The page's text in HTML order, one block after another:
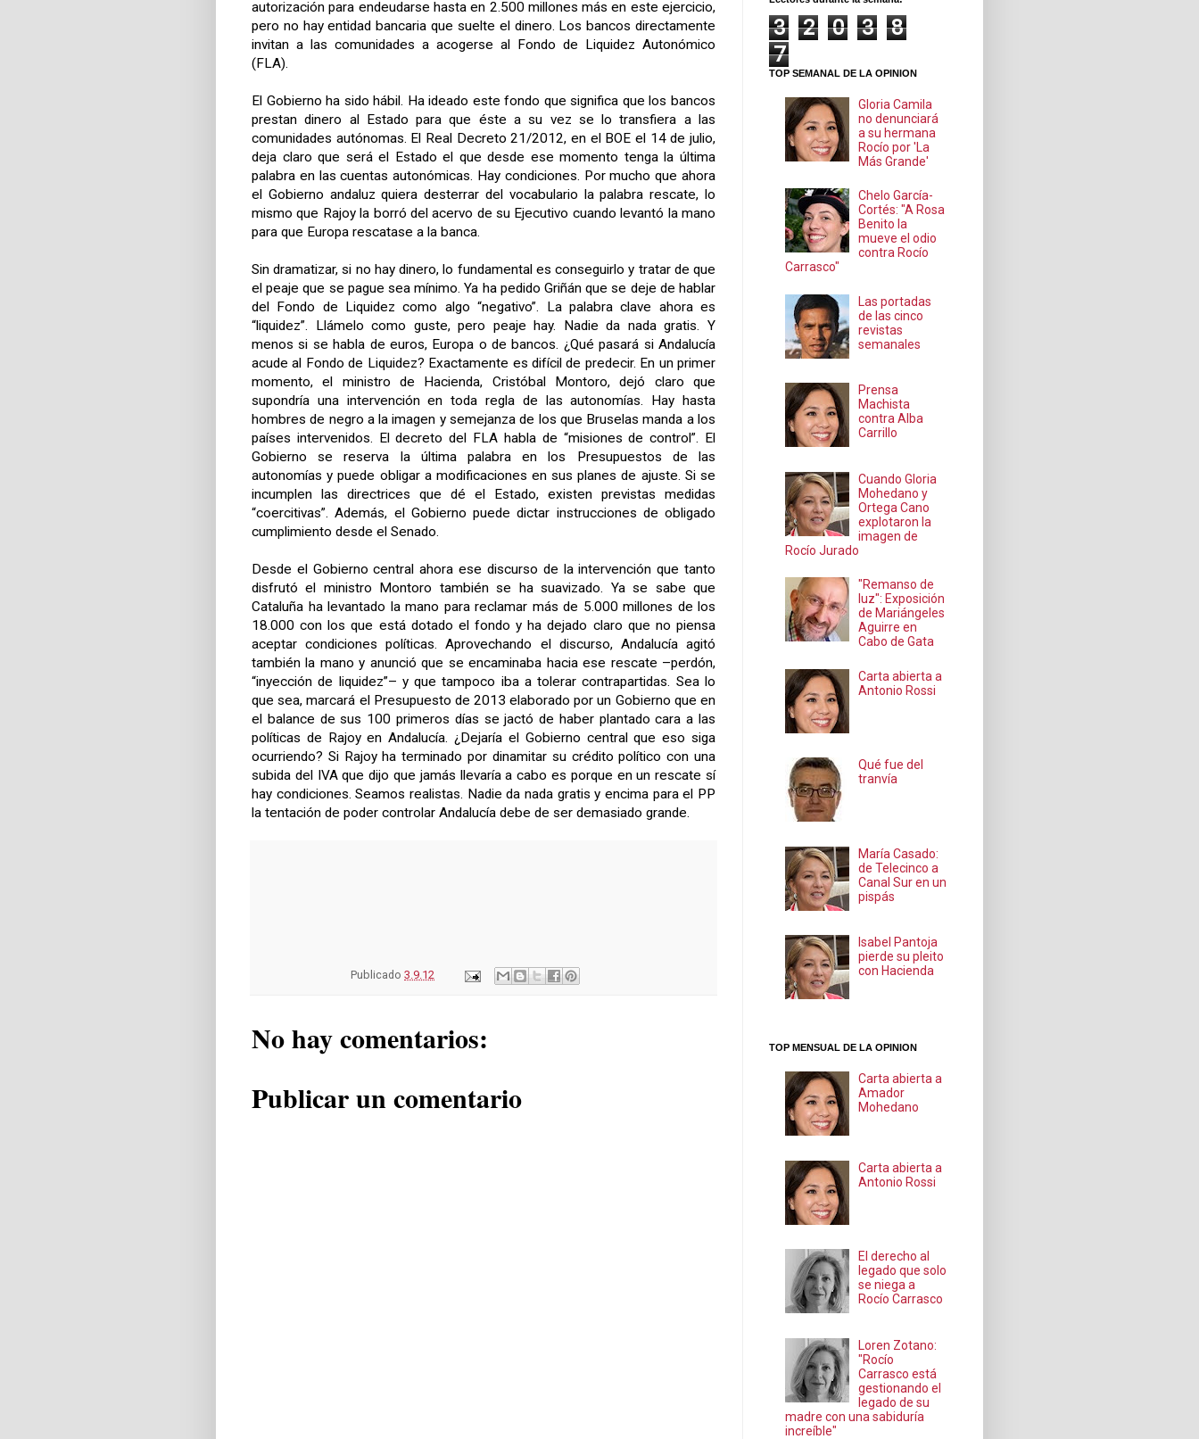
autorización para endeudarse hasta en 2.500 millones más en este ejercicio,
pero no hay entidad bancaria que suelte el dinero. Los bancos directamente
invitan a las comunidades a acogerse al Fondo de Liquidez Autonómico
(FLA).
El Gobierno ha sido hábil. Ha ideado este fondo que significa que los bancos
prestan dinero al Estado para que éste a su vez se lo transfiera a las
comunidades autónomas. El Real Decreto 21/2012, en el BOE el 14 de julio,
deja claro que será el Estado el que desde ese momento tenga la última
palabra en las cuentas autonómicas. Hay condiciones. Por mucho que ahora
el Gobierno andaluz quiera desterrar del vocabulario la palabra rescate, lo
mismo que Rajoy la borró del acervo de su Ejecutivo cuando levantó la mano
para que Europa rescatase a la banca.
Sin dramatizar, si no hay dinero, lo fundamental es conseguirlo y tratar de que
el peaje que se pague sea mínimo. Ya ha pedido Griñán que se deje de hablar
del Fondo de Liquidez como algo “negativo”. La palabra clave ahora es
“liquidez”. Llámelo como guste, pero peaje hay. Nadie da nada gratis. Y
menos si se habla de euros, Europa o de bancos. ¿Qué pasará si Andalucía
acude al Fondo de Liquidez? Exactamente es difícil de predecir. En un primer
momento, el ministro de Hacienda, Cristóbal Montoro, dejó claro que
supondría una intervención en toda regla de las autonomías. Hay hasta
hombres de negro a la imagen y semejanza de los que Bruselas manda a los
países intervenidos. El decreto del FLA habla de “misiones de control”. El
Gobierno se reserva la última palabra en los Presupuestos de las
autonomías y puede obligar a modificaciones en sus planes de ajuste. Si se
incumplen las directrices que dé el Estado, existen previstas medidas
“coercitivas”. Además, el Gobierno puede dictar instrucciones de obligado
cumplimiento desde el Senado.
Desde el Gobierno central ahora ese discurso de la intervención que tanto
disfrutó el ministro Montoro también se ha suavizado. Ya se sabe que
Cataluña ha levantado la mano para reclamar más de 5.000 millones de los
18.000 con los que está dotado el fondo y ha dejado claro que no piensa
aceptar condiciones políticas. Aprovechando el discurso, Andalucía agitó
también la mano y anunció que se encaminaba hacia ese rescate –perdón,
“inyección de liquidez”– y que tampoco iba a tolerar contrapartidas. Sea lo
que sea, marcará el Presupuesto de 2013 elaborado por un Gobierno que en
el balance de sus 100 primeros días se jactó de haber plantado cara a las
políticas de Rajoy en Andalucía. ¿Dejaría el Gobierno central que eso siga
ocurriendo? Si Rajoy ha terminado por dinamitar su crédito político con una
subida del IVA que dijo que jamás llevaría a cabo es porque en un rescate sí
hay condiciones. Seamos realistas. Nadie da nada gratis y encima para el PP
la tentación de poder controlar Andalucía debe de ser demasiado grande.
Publicado 3.9.12
No hay comentarios:
Publicar un comentario
3 2 0 3
8
7
TOP SEMANAL DE LA OPINION
Gloria Camila
no denunciará
a su hermana
Rocío por 'La
Más Grande'
Chelo García-
Cortés: "A Rosa
Benito la
mueve el odio
contra Rocío
Carrasco"
Las portadas
de las cinco
revistas
semanales
Prensa
Machista
contra Alba
Carrillo
Cuando Gloria
Mohedano y
Ortega Cano
explotaron la
imagen de
Rocío Jurado
"Remanso de
luz": Exposición
de Mariángeles
Aguirre en
Cabo de Gata
Carta abierta a
Antonio Rossi
Qué fue del
tranvía
María Casado:
de Telecinco a
Canal Sur en un
pispás
Isabel Pantoja
pierde su pleito
con Hacienda
TOP MENSUAL DE LA OPINION
Carta abierta a
Amador
Mohedano
Carta abierta a
Antonio Rossi
El derecho al
legado que solo
se niega a
Rocío Carrasco
Loren Zotano:
"Rocío
Carrasco está
gestionando el
legado de su
madre con una sabiduría
increíble"